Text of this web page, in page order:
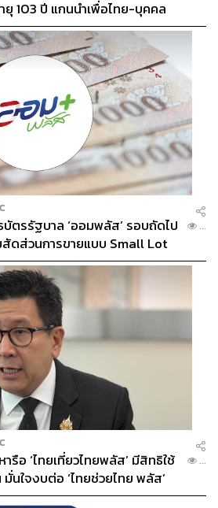
ยุ 103 ปี แกนนำเพื่อไทย-บุคคล
ตรรัฐบาล ‘ออมพลัส’ รอบถัดไป
สัดส่วนการขายแบบ Small Lot
...
ารือ ‘ไทยเที่ยวไทยพลัส’ มีสิทธิใช้
นใจงบต่อ ‘ไทยช่วยไทย พลัส’
...